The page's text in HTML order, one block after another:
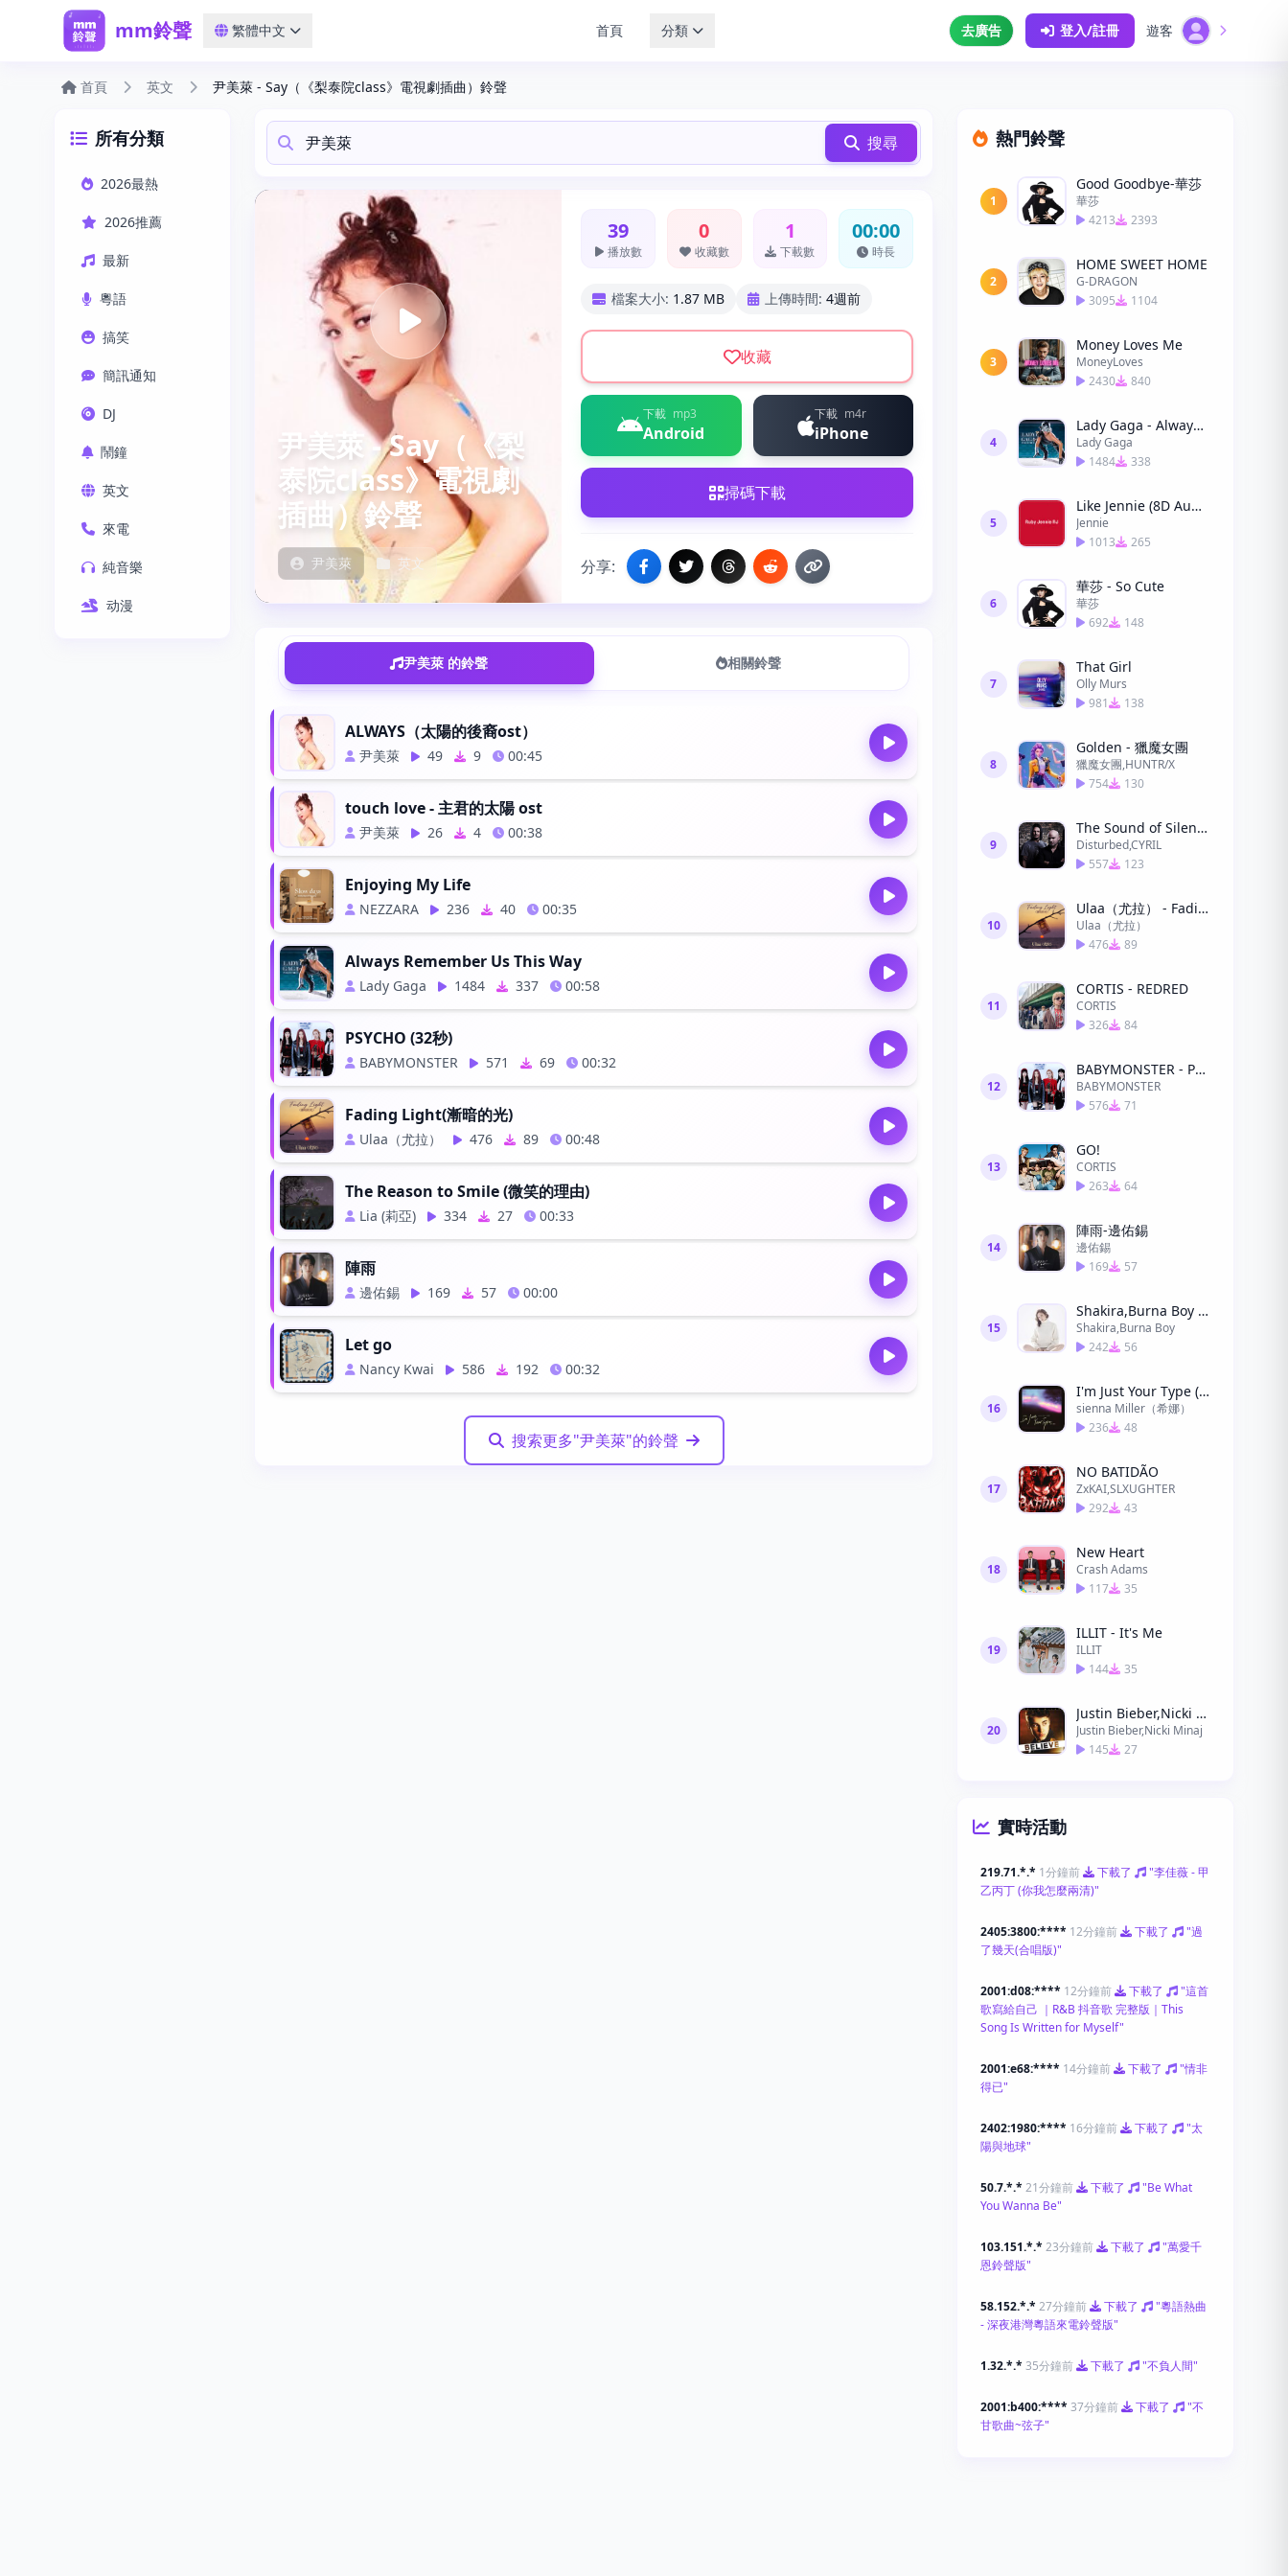
mm鈴聲 繁體中文 首頁 分類 去廣告 登入/註冊 遊客
首頁 英文 尹美萊 - Say（《梨泰院class》電視劇插曲）鈴聲
所有分類
2026最熱
2026推薦
最新
粵語
搞笑
簡訊通知
DJ
鬧鐘
英文
來電
純音樂
动漫
搜尋
尹美萊 - Say（《梨
泰院class》電視劇
插曲）鈴聲
尹美萊 英文
39
播放數
0
收藏數
1
下載數
00:00
時長
檔案大小: 1.87 MB 上傳時間: 4週前
收藏
下載 mp3
Android
下載 m4r
iPhone
掃碼下載
分享:
尹美萊 的鈴聲 相關鈴聲
ALWAYS（太陽的後裔ost）
尹美萊 49 9 00:45
touch love - 主君的太陽 ost
尹美萊 26 4 00:38
Enjoying My Life
NEZZARA 236 40 00:35
Always Remember Us This Way
Lady Gaga 1484 337 00:58
PSYCHO (32秒)
BABYMONSTER 571 69 00:32
Fading Light(漸暗的光)
Ulaa（尤拉） 476 89 00:48
The Reason to Smile (微笑的理由)
Lia (莉亞) 334 27 00:33
陣雨
邊佑錫 169 57 00:00
Let go
Nancy Kwai 586 192 00:32
搜索更多"尹美萊"的鈴聲
熱門鈴聲
1
Good Goodbye-華莎
華莎
4213
2393
2
HOME SWEET HOME
G-DRAGON
3095
1104
3
Money Loves Me
MoneyLoves
2430
840
4
Lady Gaga - Always Remember Us This Way
Lady Gaga
1484
338
5
Like Jennie (8D Audio)
Jennie
1013
265
6
華莎 - So Cute
華莎
692
148
7
That Girl
Olly Murs
981
138
8
Golden - 獵魔女團
獵魔女團,HUNTR/X
754
130
9
The Sound of Silence (CYRIL Remix) (CYRIL Remix)
Disturbed,CYRIL
557
123
10
Ulaa（尤拉） - Fading Light(漸暗的光)
Ulaa（尤拉）
476
89
11
CORTIS - REDRED
CORTIS
326
84
12
BABYMONSTER - PSYCHO (32秒)
BABYMONSTER
576
71
13
GO!
CORTIS
263
64
14
陣雨-邊佑錫
邊佑錫
169
57
15
Shakira,Burna Boy - Dai Dai
Shakira,Burna Boy
242
56
16
I'm Just Your Type (命中偏愛)
sienna Miller（希娜）
236
48
17
NO BATIDÃO
ZxKAI,SLXUGHTER
292
43
18
New Heart
Crash Adams
117
35
19
ILLIT - It's Me
ILLIT
144
35
20
Justin Bieber,Nicki Minaj - Beauty And A Beat
Justin Bieber,Nicki Minaj
145
27
實時活動
219.71.*.* 1分鐘前 下載了
"李佳薇 - 甲
乙丙丁 (你我怎麼兩清)"
2405:3800:**** 12分鐘前 下載了
"過
了幾天(合唱版)"
2001:d08:**** 12分鐘前 下載了
"這首
歌寫給自己 ｜R&B 抖音歌 完整版｜This
Song Is Written for Myself"
2001:e68:**** 14分鐘前 下載了
"情非
得已"
2402:1980:**** 16分鐘前 下載了
"太
陽與地球"
50.7.*.* 21分鐘前 下載了
"Be What
You Wanna Be"
103.151.*.* 23分鐘前 下載了
"萬愛千
恩鈴聲版"
58.152.*.* 27分鐘前 下載了
"粵語熱曲
- 深夜港灣粵語來電鈴聲版"
1.32.*.* 35分鐘前 下載了 "不負人間"
2001:b400:**** 37分鐘前 下載了
"不
甘歌曲~弦子"